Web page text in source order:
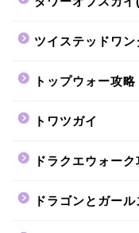
ツイステッドワ
トップウォー攻略
トワツガイ
ドラクエウォーク
ドラゴンとガー